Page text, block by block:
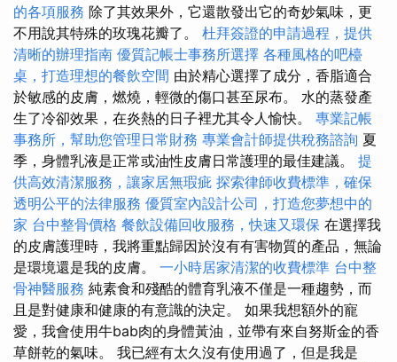
的各項服務 除了其效果外，它還散發出它的奇妙氣味，更
不用說其特殊的玫瑰花瓣了。 杜拜簽證的申請過程，提供
清晰的辦理指南 優質記帳士事務所選擇 各種風格的吧檯
桌，打造理想的餐飲空間 由於精心選擇了成分，香脂適合
於敏感的皮膚，燃燒，輕微的傷口甚至尿布。 水的蒸發產
生了冷卻效果，在炎熱的日子裡尤其令人愉快。 專業記帳
事務所，幫助您管理日常財務 專業會計師提供稅務諮詢 夏
季，身體乳液是正常或油性皮膚日常護理的最佳建議。 提
供高效清潔服務，讓家居無瑕疵 探索律師收費標準，確保
透明公平的法律服務 優質室內設計公司，打造您夢想中的
家 台中整骨價格 餐飲設備回收服務，快速又環保 在選擇我
的皮膚護理時，我將重點歸因於沒有有害物質的產品，無論
是環境還是我的皮膚。 一小時居家清潔的收費標準 台中整
骨神醫服務 純素食和殘酷的體育乳液不僅是一種趨勢，而
且是對健康和健康的有意識的決定。 如果我想額外的寵
愛，我會使用牛bab肉的身體黃油，並帶有來自努斯金的香
草餅乾的氣味。 我已經有太久沒有使用過了，但是我是